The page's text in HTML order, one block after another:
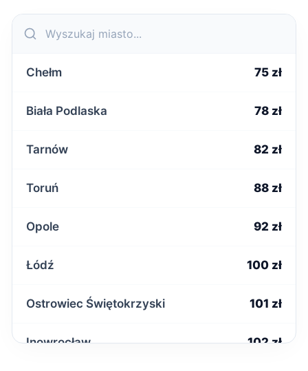
Chełm 75 zł
Biała Podlaska 78 zł
Tarnów 82 zł
Toruń 88 zł
Opole 92 zł
Łódź 100 zł
Ostrowiec Świętokrzyski 101 zł
Inowrocław 102 zł